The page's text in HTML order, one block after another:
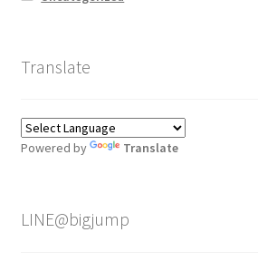
Translate
Powered by Translate
LINE@bigjump